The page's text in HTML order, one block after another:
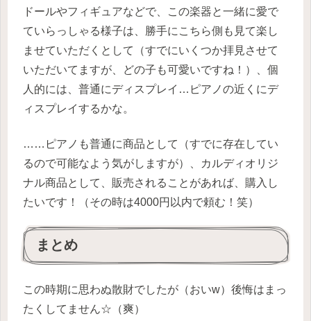
ドールやフィギュアなどで、この楽器と一緒に愛で
ていらっしゃる様子は、勝手にこちら側も見て楽し
ませていただくとして（すでにいくつか拝見させて
いただいてますが、どの子も可愛いですね！）、個
人的には、普通にディスプレイ…ピアノの近くにデ
ィスプレイするかな。
……ピアノも普通に商品として（すでに存在してい
るので可能なよう気がしますが）、カルディオリジ
ナル商品として、販売されることがあれば、購入し
たいです！（その時は4000円以内で頼む！笑）
まとめ
この時期に思わぬ散財でしたが（おいw）後悔はまっ
たくしてません☆（爽）